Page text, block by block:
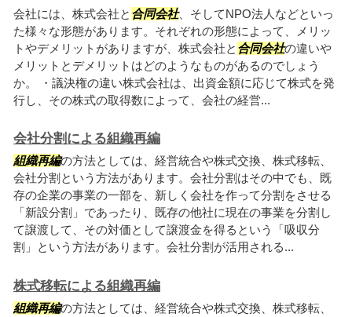
会社には、株式会社と 合同会社、そしてNPO法人などといっ
た様々な形態があります。それぞれの形態によって、メリッ
トやデメリットがありますが、株式会社と 合同会社の違いや
メリットとデメリットはどのようなものがあるのでしょう
か。 ・議決権の違い株式会社は、出資金額に応じて株式を発
行し、その株式の取得数によって、会社の経営...
会社分割による組織再編
組織再編の方法としては、経営統合や株式交換、株式移転、
会社分割という方法があります。会社分割はその中でも、既
存の企業の事業の一部を、新しく会社を作って分割をさせる
「新設分割」であったり、既存の他社に現在の事業を分割し
て譲渡して、その対価として譲渡金を得るという「吸収分
割」という方法があります。会社分割が活用される...
株式移転による組織再編
組織再編の方法としては、経営統合や株式交換、株式移転、